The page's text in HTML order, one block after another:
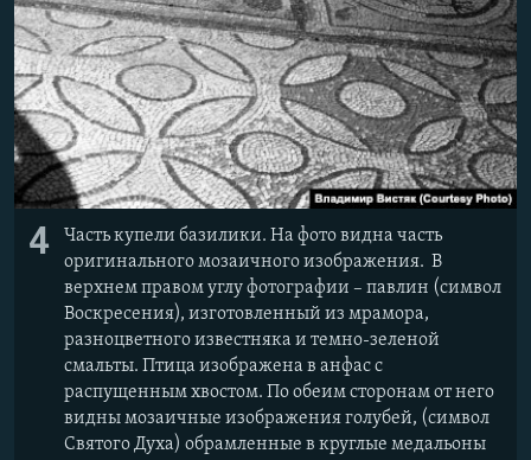
4
Часть купели базилики. На фото видна часть
оригинального мозаичного изображения. В
верхнем правом углу фотографии – павлин (символ
Воскресения), изготовленный из мрамора,
разноцветного известняка и темно-зеленой
смальты. Птица изображена в анфас с
распущенным хвостом. По обеим сторонам от него
видны мозаичные изображения голубей, (символ
Святого Духа) обрамленные в круглые медальоны